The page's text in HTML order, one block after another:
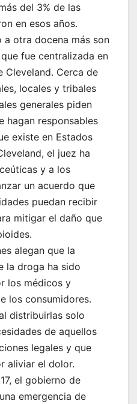
del 3% de las
en esos años.
a otra docena más son
fue centralizada en
Cerca de
locales y tribales
generales piden
hagan responsables
existe en Estados
el juez ha
y a los
un acuerdo que
puedan recibir
mitigar el daño que
alegan que la
la droga ha sido
los médicos y
los consumidores.
distribuirlas solo
de aquellos
legales y que
aliviar el dolor.
el gobierno de
emergencia de